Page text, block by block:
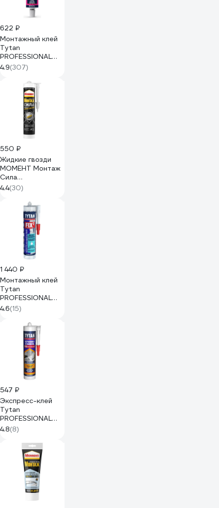
622 ₽
Монтажный клей
Tytan
PROFESSIONAL
CLASSIC FIX
каучуковый, шоу
бокс, прозрачный,
100 мл 72955
246439
4.9(307)
550 ₽
Жидкие гвозди
МОМЕНТ Монтаж
Сила
Армирования 400
г Б0054577
2722160
4.4(30)
1 440 ₽
Монтажный клей
Tytan
PROFESSIONAL
Fix2 Instant
Invisible
мгновенный,
невидимый, 290
мл 85597 234891
4.6(15)
547 ₽
Экспресс-клей
Tytan
PROFESSIONAL
камень, керамика,
древесина, белый,
310 мл 16134
247385
4.8(8)